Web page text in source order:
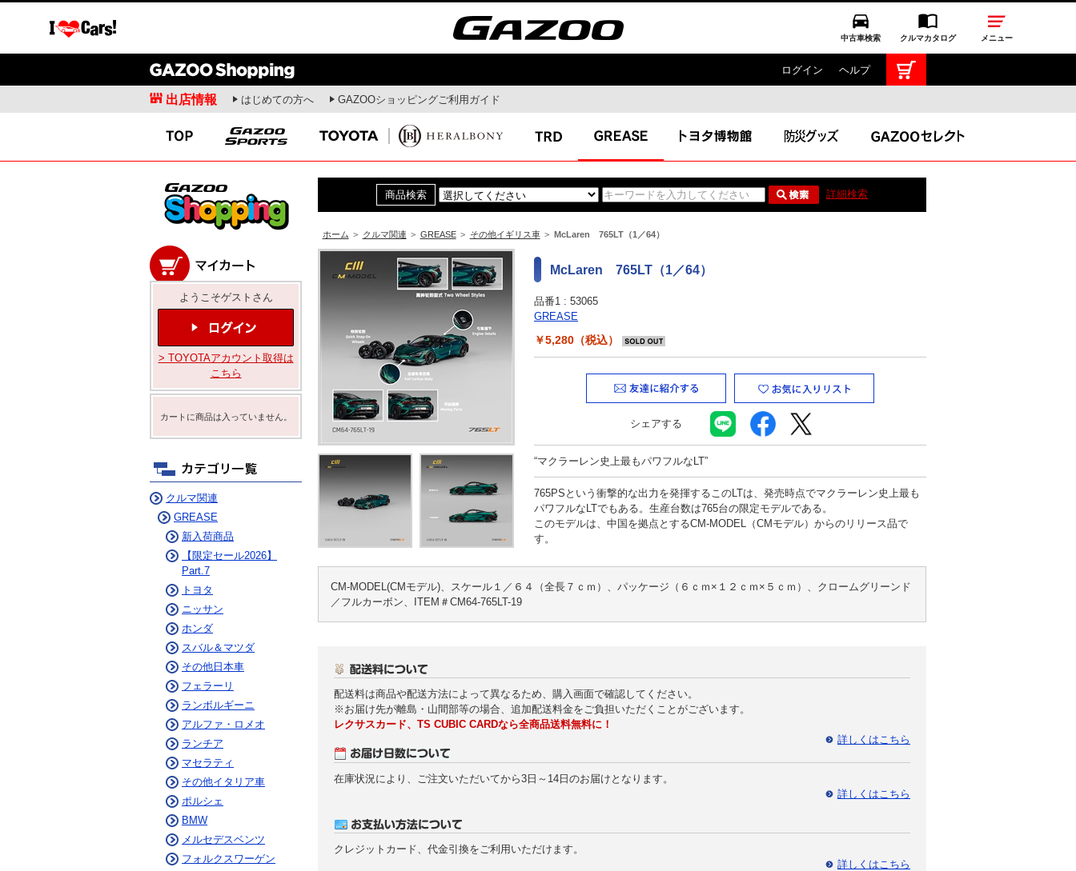
中古車検索 クルマカタログ メニュー
オフミーティング
クルマ情報
新車ニュース
試乗記
商品解説
開発者インタビュー
モビリティ
MaaS
コネクティッド
スマートシティ
ドライブルート
モータースポーツ コラム・エッセイ
安東弘樹連載コラム
寺田昌弘連載コラム
山田弘樹連載コラム
レポーター(お)ねえさん連載コラ
ム
特集
ガズー博物館
イベント特集
最新ニュース
GAZOO SPORTS
GAZOO Shopping
ログイン ヘルプ
出店情報 はじめての方へ GAZOOショッピングご利用ガイド
詳細検索
ホーム > クルマ関連 > GREASE > その他イギリス車 > McLaren 765LT（1／64）
McLaren 765LT（1／64）
品番1 : 53065
GREASE
￥5,280（税込）
シェアする
“マクラーレン史上最もパワフルなLT”
765PSという衝撃的な出力を発揮するこのLTは、発売時点でマクラーレン史上最も
パワフルなLTでもある。生産台数は765台の限定モデルである。
このモデルは、中国を拠点とするCM-MODEL（CMモデル）からのリリース品で
す。
CM-MODEL(CMモデル)、スケール１／６４（全長７ｃｍ）、パッケージ（６ｃｍ×１２ｃｍ×５ｃｍ）、クロームグリーンド
／フルカーボン、ITEM＃CM64-765LT-19
配送料は商品や配送方法によって異なるため、購入画面で確認してください。
※お届け先が離島・山間部等の場合、追加配送料金をご負担いただくことがございます。
レクサスカード、TS CUBIC CARDなら全商品送料無料に！
詳しくはこちら
在庫状況により、ご注文いただいてから3日～14日のお届けとなります。
詳しくはこちら
クレジットカード、代金引換をご利用いただけます。
詳しくはこちら
ようこそゲストさん
> TOYOTAアカウント取得は
こちら
カートに商品は入っていません。
クルマ関連
GREASE
新入荷商品
【限定セール2026】
Part.7
トヨタ
ニッサン
ホンダ
スバル＆マツダ
その他日本車
フェラーリ
ランボルギーニ
アルファ・ロメオ
ランチア
マセラティ
その他イタリア車
ポルシェ
BMW
メルセデスベンツ
フォルクスワーゲン